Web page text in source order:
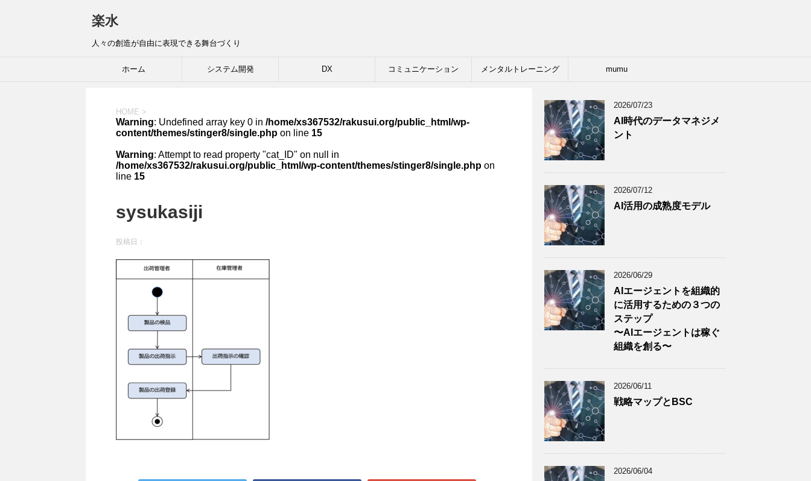
楽水
人々の創造が自由に表現できる舞台づくり
ホーム システム開発 DX コミュニケーション メンタルトレーニング mumu
HOME >
Warning: Undefined array key 0 in /home/xs367532/rakusui.org/public_html/wp-
content/themes/stinger8/single.php on line 15
Warning: Attempt to read property "cat_ID" on null in
/home/xs367532/rakusui.org/public_html/wp-content/themes/stinger8/single.php on
line 15
sysukasiji
投稿日：
2026/07/23
AI時代のデータマネジメ
ント
2026/07/12
AI活用の成熟度モデル
2026/06/29
AIエージェントを組織的
に活用するための３つの
ステップ
〜AIエージェントは稼ぐ
組織を創る〜
2026/06/11
戦略マップとBSC
2026/06/04